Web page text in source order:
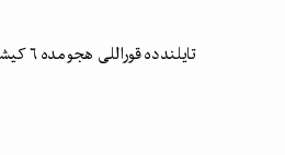
تایلندده قوراللی هجومده ۶ کیشی اولدی و ۱۵ کیشی یره‌لندی